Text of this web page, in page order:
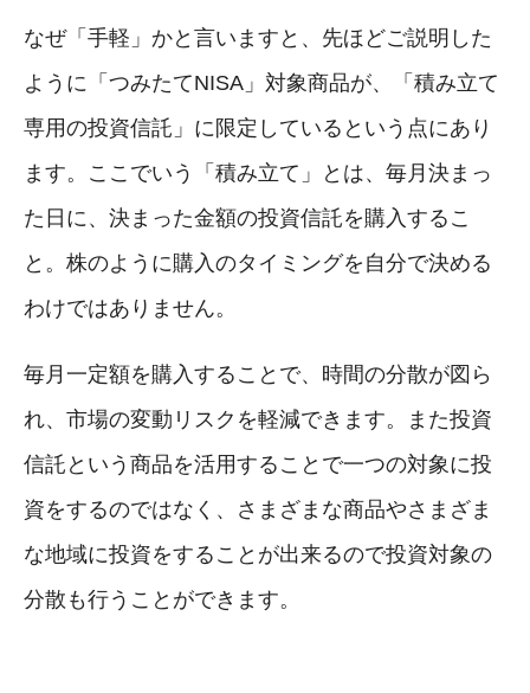
なぜ「手軽」かと言いますと、先ほどご説明した
ように「つみたてNISA」対象商品が、「積み立て
専用の投資信託」に限定しているという点にあり
ます。ここでいう「積み立て」とは、毎月決まっ
た日に、決まった金額の投資信託を購入するこ
と。株のように購入のタイミングを自分で決める
わけではありません。
毎月一定額を購入することで、時間の分散が図ら
れ、市場の変動リスクを軽減できます。また投資
信託という商品を活用することで一つの対象に投
資をするのではなく、さまざまな商品やさまざま
な地域に投資をすることが出来るので投資対象の
分散も行うことができます。